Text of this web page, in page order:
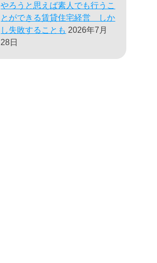
やろうと思えば素人でも行うこ
とができる賃貸住宅経営 しか
し失敗することも 2026年7月
28日